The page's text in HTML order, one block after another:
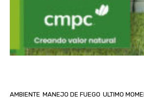
AMBIENTE MANEJO DE FUEGO ULTIMO